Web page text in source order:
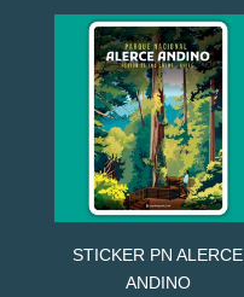
STICKER PN ALERCE
ANDINO